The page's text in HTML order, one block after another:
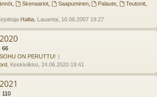
, Skenaariot, Saapuminen, Palaute Teutonit
Haltia , Lauantai, 16.06.2007 19:27
66
ON PERUTTU!
, Keskiviikko, 24.06.2020 19:41
110